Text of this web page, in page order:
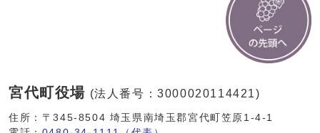
宮代町役場 (法人番号：3000020114421)
住所：〒345-8504 埼玉県南埼玉郡宮代町笠原1-4-1